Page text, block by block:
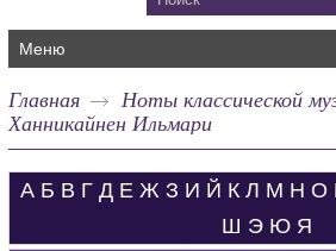
Меню
Главная
Ноты классической
Ханникайнен Ильмари
А Б В Г Д Е Ж З И Й К Л М Н О
Ш Э Ю Я